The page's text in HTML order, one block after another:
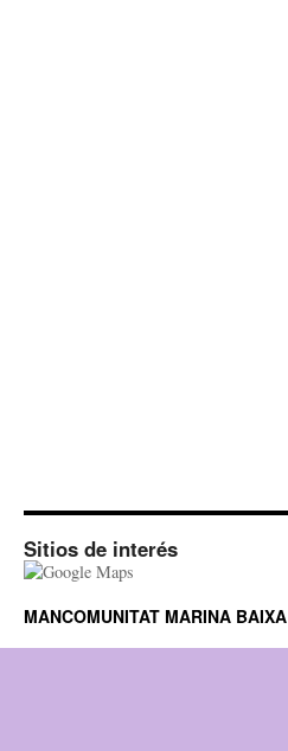
Sitios de interés
MANCOMUNITAT MARINA BAIXA